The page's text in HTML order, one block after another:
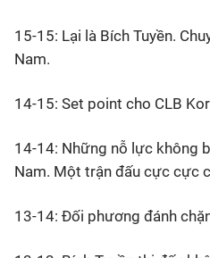
15-15: Lại là Bích Tuyền.
Nam.
14-15: Set point cho CLB
14-14: Những nỗ lực không
Nam. Một trận đấu cực cực
13-14: Đối phương đánh